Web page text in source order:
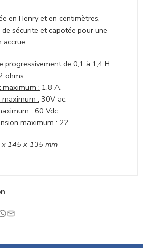
en Henry et en centimètres,
sécurite et capotée pour une
accrue.
progressivement de 0,1 à 1,4 H.
ohms.
maximum : 1.8 A.
: 30V ac.
: 60 Vdc.
maximum : 22.
x 145 x 135 mm